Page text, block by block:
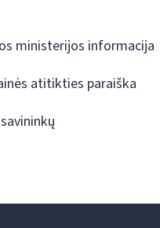
ministerijos informacija
atitikties paraiška